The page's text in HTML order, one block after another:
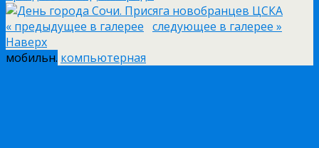
« предыдущее в галерее следующее в галерее »
Наверх
мобильн. компьютерная